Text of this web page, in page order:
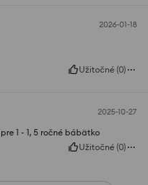
2026-01-18
Užitočné (0)
2025-10-27
1 - 1, 5 ročné bábätko
Užitočné (0)